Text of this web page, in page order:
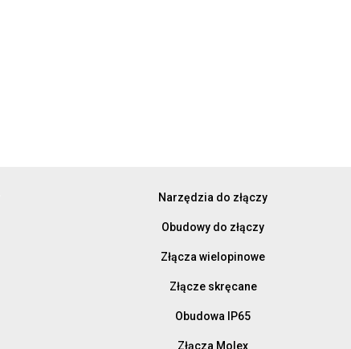
Narzędzia do złączy
Obudowy do złączy
Złącza wielopinowe
Złącze skręcane
Obudowa IP65
Złącza Molex